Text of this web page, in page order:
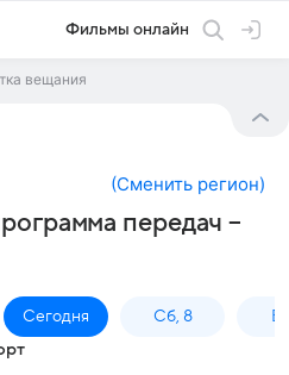
Фильмы онлайн
вещания
(Сменить регион)
передач –
Сегодня Сб, 8